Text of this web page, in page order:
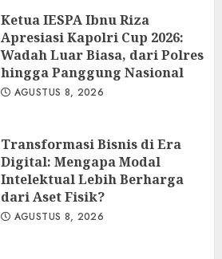
Ketua IESPA Ibnu Riza
Apresiasi Kapolri Cup 2026:
Wadah Luar Biasa, dari Polres
hingga Panggung Nasional
AGUSTUS 8, 2026
Transformasi Bisnis di Era
Digital: Mengapa Modal
Intelektual Lebih Berharga
dari Aset Fisik?
AGUSTUS 8, 2026